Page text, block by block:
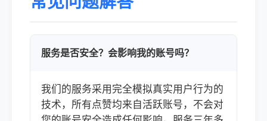
服务是否安全？会影响我的账号吗？
我们的服务采用完全模拟真实用户行为的
技术，所有点赞均来自活跃账号，不会对